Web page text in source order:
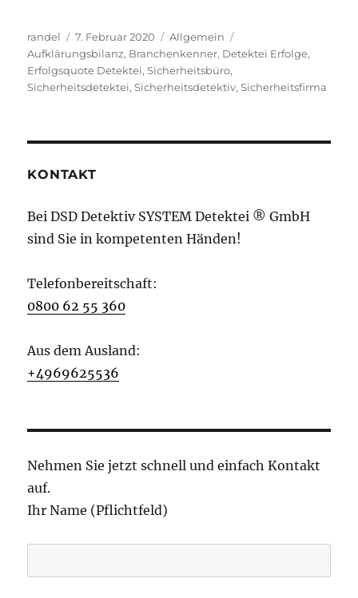
Autor
randel
Veröffentlicht
am
7. Februar 2020 Kategorien
Allgemein
Aufklärungsbilanz, Branchenkenner, Detektei Erfolge,
Erfolgsquote Detektei,Sicherheitsbüro,
Sicherheitsdetektei,Sicherheitsdetektiv,Sicherheitsfirma
KONTAKT
Bei DSD Detektiv SYSTEM Detektei ® GmbH
sind Sie in kompetenten Händen!
Telefonbereitschaft:
0800 62 55 360
Aus dem Ausland:
+4969625536
Nehmen Sie jetzt schnell und einfach Kontakt
auf.
Ihr Name (Pflichtfeld)